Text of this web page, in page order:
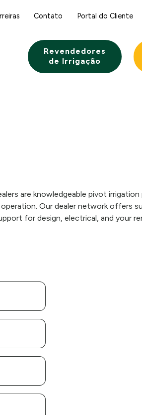
Contato Portal do Cliente
Revendedores
de Irrigação
are knowledgeable pivot
Our dealer network offers
for design, electrical, and your